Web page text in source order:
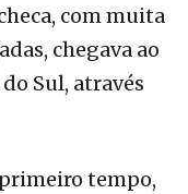
com muita
chegava ao
Sul, através
tempo,